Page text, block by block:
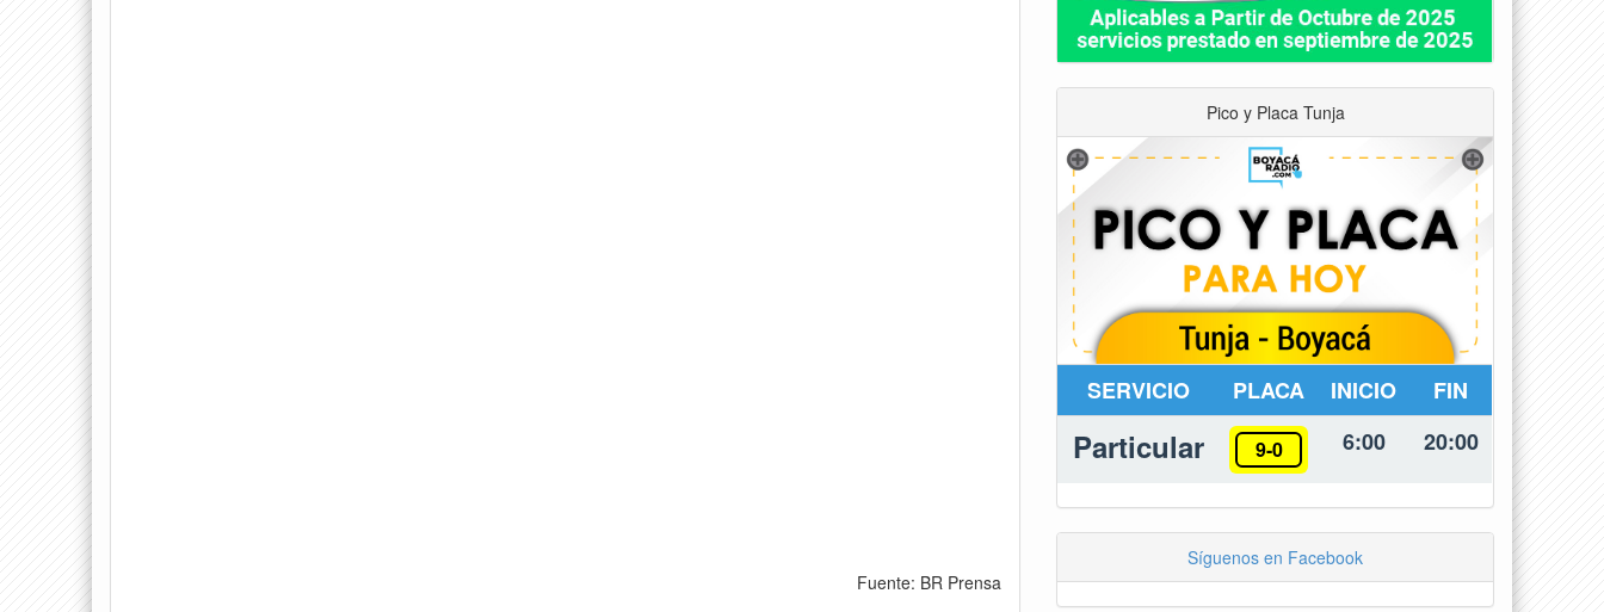
Fuente: BR Prensa
Pico y Placa Tunja
SERVICIO PLACA INICIO FIN
Particular 9-0 6:00 20:00
Síguenos en Facebook